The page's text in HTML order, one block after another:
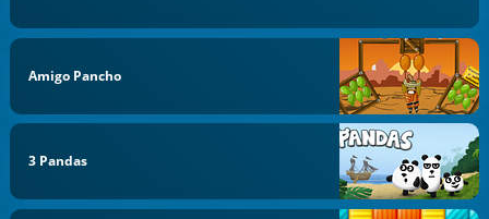
Amigo Pancho
3 Pandas